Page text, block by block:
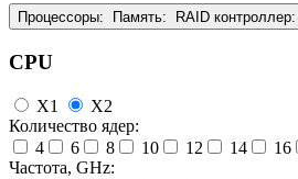
Процессоры: Память: RAID контроллер:
CPU
X1
X2
Количество ядер:
4
6 8 10 12 14 16
Частота, GHz: